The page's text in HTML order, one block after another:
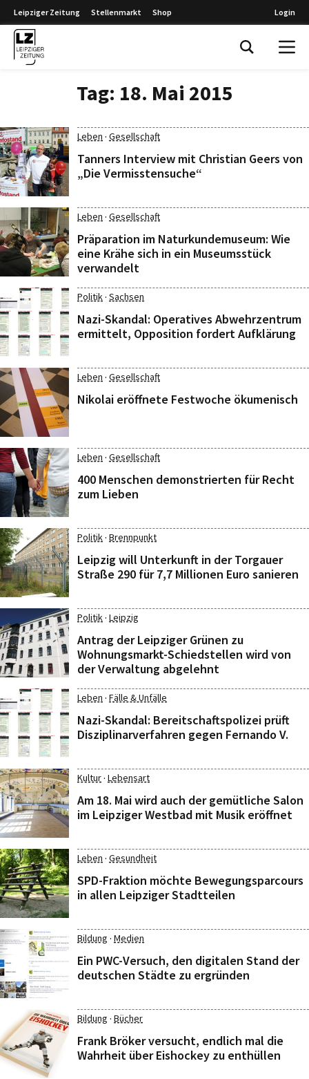
Leipziger Zeitung Stellenmarkt Shop Login
Tag: 18. Mai 2015
Leben · Gesellschaft
Tanners Interview mit Christian Geers von
„Die Vermisstensuche“
Leben · Gesellschaft
Präparation im Naturkundemuseum: Wie
eine Krähe sich in ein Museumsstück
verwandelt
Politik· Sachsen
Nazi-Skandal: Operatives Abwehrzentrum
ermittelt, Opposition fordert Aufklärung
Leben · Gesellschaft
Nikolai eröffnete Festwoche ökumenisch
Leben · Gesellschaft
400 Menschen demonstrierten für Recht
zum Lieben
Politik· Brennpunkt
Leipzig will Unterkunft in der Torgauer
Straße 290 für 7,7 Millionen Euro sanieren
Politik· Leipzig
Antrag der Leipziger Grünen zu
Wohnungsmarkt-Schiedstellen wird von
der Verwaltung abgelehnt
Leben · Fälle & Unfälle
Nazi-Skandal: Bereitschaftspolizei prüft
Disziplinarverfahren gegen Fernando V.
Kultur· Lebensart
Am 18. Mai wird auch der gemütliche Salon
im Leipziger Westbad mit Musik eröffnet
Leben · Gesundheit
SPD-Fraktion möchte Bewegungsparcours
in allen Leipziger Stadtteilen
Bildung · Medien
Ein PWC-Versuch, den digitalen Stand der
deutschen Städte zu ergründen
Bildung · Bücher
Frank Bröker versucht, endlich mal die
Wahrheit über Eishockey zu enthüllen